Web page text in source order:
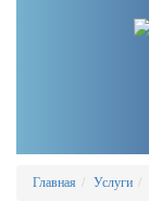
Главная Услуги